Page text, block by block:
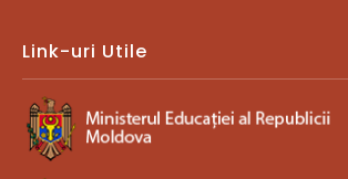
Link-uri Utile